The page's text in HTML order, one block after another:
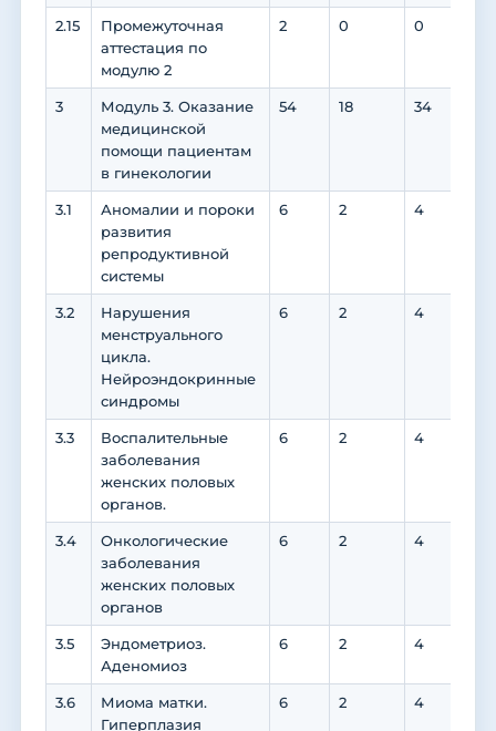
2.15
Промежуточная
аттестация по
модулю 2
2 0 0
3
Модуль 3. Оказание
медицинской
помощи пациентам
в гинекологии
54 18 34
3.1
Аномалии и пороки
развития
репродуктивной
системы
6 2 4
3.2
Нарушения
менструального
цикла.
Нейроэндокринные
синдромы
6 2 4
3.3
Воспалительные
заболевания
женских половых
органов.
6 2 4
3.4
Онкологические
заболевания
женских половых
органов
6 2 4
3.5
Эндометриоз.
Аденомиоз
6 2 4
3.6
Миома матки.
Гиперплазия
6 2 4